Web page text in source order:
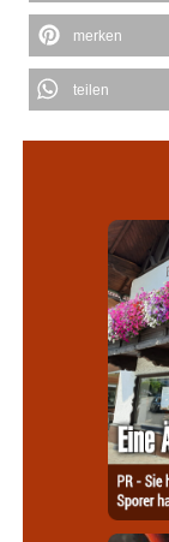
merken
teilen